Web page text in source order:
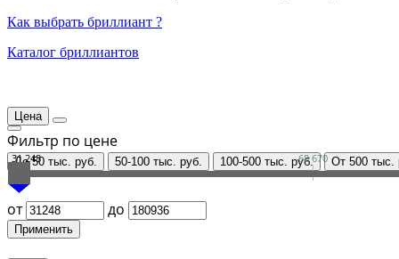
Как выбрать бриллиант ?
Каталог бриллиантов
Цена
Фильтр по цене
До 50 тыс. руб. 50-100 тыс. руб. 100-500 тыс. руб. От 500 тыс.
31 248 68 670
от до